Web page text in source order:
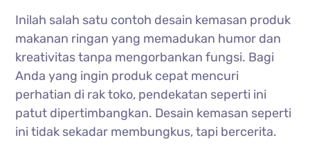
Inilah salah satu contoh desain kemasan produk
makanan ringan yang memadukan humor dan
kreativitas tanpa mengorbankan fungsi. Bagi
Anda yang ingin produk cepat mencuri
perhatian di rak toko, pendekatan seperti ini
patut dipertimbangkan. Desain kemasan seperti
ini tidak sekadar membungkus, tapi bercerita.